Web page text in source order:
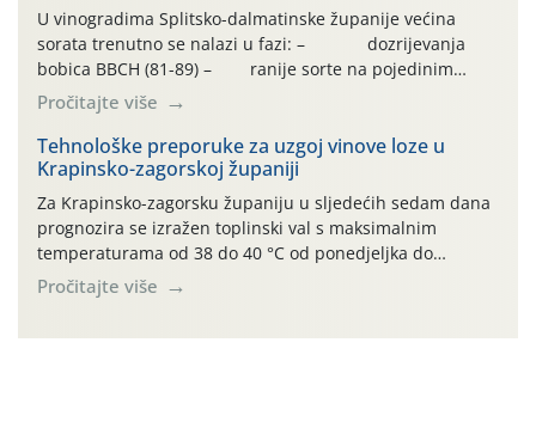
U vinogradima Splitsko-dalmatinske županije većina
sorata trenutno se nalazi u fazi: – dozrijevanja
bobica BBCH (81-89) – ranije sorte na pojedinim
lokalitetima već su dozrele te su spremne za berbu Zbog
visokih temperatura i dugotrajnog izostanka oborina
razvoj vinove loze odvija se uredno, a zdravstveno stanje
većine vinograda je dobro. Srednje dnevne temperature
zraka […]
Pročitajte više
Tehnološke preporuke za uzgoj vinove loze u
Krapinsko-zagorskoj županiji
Za Krapinsko-zagorsku županiju u sljedećih sedam dana
prognozira se izražen toplinski val s maksimalnim
temperaturama od 38 do 40 °C od ponedjeljka do
četvrtka, uz povećan rizik od toplinskog stresa za vinovu
lozu. U petak i subotu očekuje se osvježenje uz
Pročitajte više